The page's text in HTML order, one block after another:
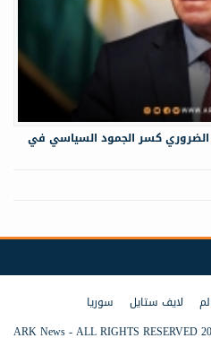
الضروري كسر الجمود السياسي في
لايف ستايل
سوريا